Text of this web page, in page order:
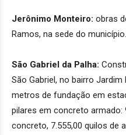
Jerônimo Monteiro: obras
Ramos, na sede do município.
São Gabriel da Palha:
São Gabriel, no bairro Jardim
metros de fundação em
pilares em concreto armado:
concreto, 7.555,00 quilos de